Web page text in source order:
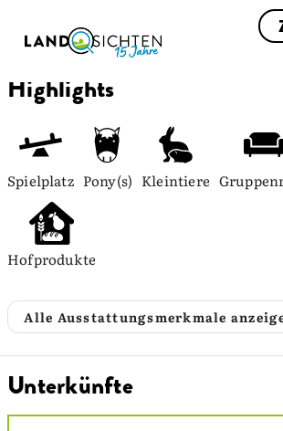
Highlights
Spielplatz Pony(s) Kleintiere
Hofprodukte
Alle Ausstattungsmerkmale
Unterkünfte